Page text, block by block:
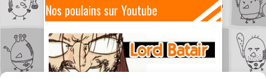
Nos poulains sur Youtube